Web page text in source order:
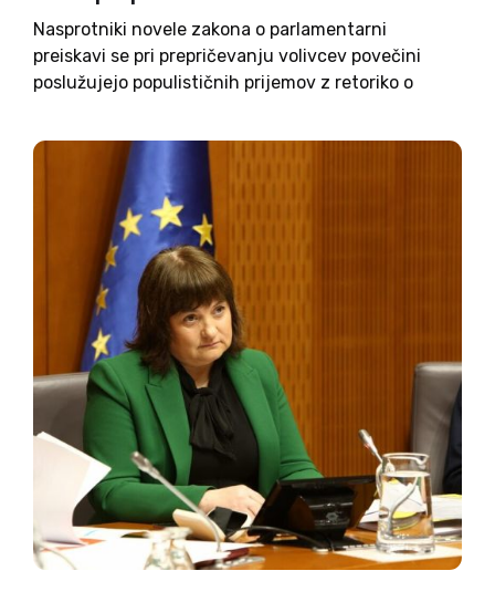
Nasprotniki novele zakona o parlamentarni
preiskavi se pri prepričevanju volivcev povečini
poslužujejo populističnih prijemov z retoriko o
osebne podatke državljank in državljanov.
Mestoma pa je strategija očitno tudi precej
bizarna, celo nasilna. Kako...